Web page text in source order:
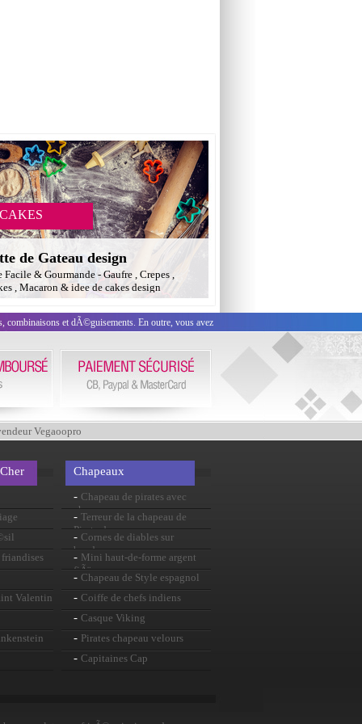
de Gateau design
Facile & Gourmande - Gaufre , Crepes ,
, Macaron & idee de cakes design
combinaisons et dÃ©guisements. En outre, vous avez
Vegaoopro
Valentin
Chapeaux
- Chapeau de pirates avec
cheveux
- Terreur de la chapeau de
Pirate de mer
- Cornes de diables sur
bandeau
- Mini haut-de-forme argent
fiÃ¨vre
- Chapeau de Style espagnol
- Coiffe de chefs indiens
- Casque Viking
- Pirates chapeau velours
- Capitaines Cap